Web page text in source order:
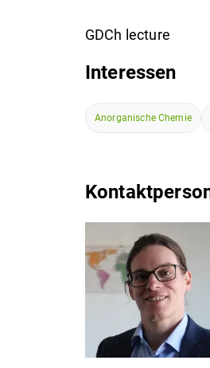
GDCh lecture
Interessen
Anorganische Chemie